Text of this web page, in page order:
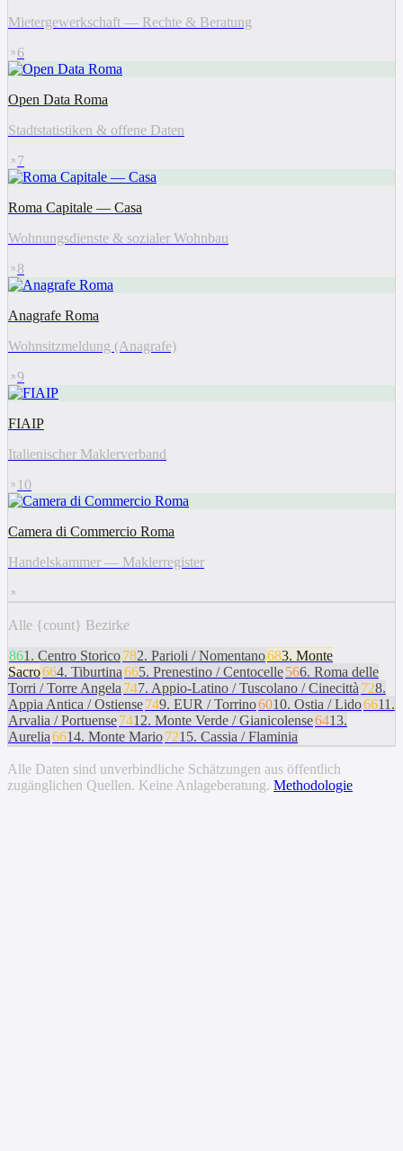
Mietergewerkschaft — Rechte & Beratung
6
Open Data Roma
Stadtstatistiken & offene Daten
7
Roma Capitale — Casa
Wohnungsdienste & sozialer Wohnbau
8
Anagrafe Roma
Wohnsitzmeldung (Anagrafe)
9
FIAIP
Italienischer Maklerverband
10
Camera di Commercio Roma
Handelskammer — Maklerregister
Alle {count} Bezirke
861 . Centro Storico782. Parioli / Nomentano683. Monte
Sacro664. Tiburtina665. Prenestino / Centocelle566. Roma delle
Torri / Torre Angela 747. Appio-Latino / Tuscolano / Cinecittà 728.
Appia Antica / Ostiense749. EUR / Torrino6010. Ostia / Lido6611 .
Arvalia / Portuense7412. Monte Verde / Gianicolense6413.
Aurelia6614. Monte Mario7215. Cassia / Flaminia
Alle Daten sind unverbindliche Schätzungen aus öffentlich
zugänglichen Quellen. Keine Anlageberatung. Methodologie